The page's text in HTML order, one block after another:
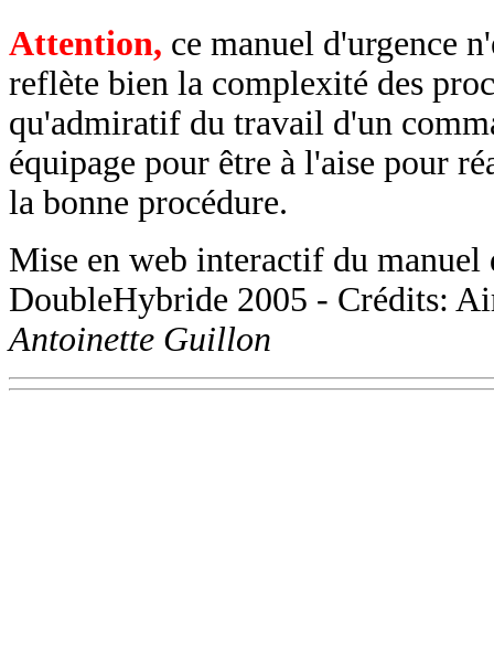
Attention, ce manuel d'urgence
reflète bien la complexité des
qu'admiratif du travail d'un
équipage pour être à l'aise pour
la bonne procédure.
Mise en web interactif du
DoubleHybride 2005 - Crédits:
Antoinette Guillon